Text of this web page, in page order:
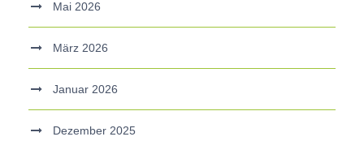
Mai 2026
März 2026
Januar 2026
Dezember 2025